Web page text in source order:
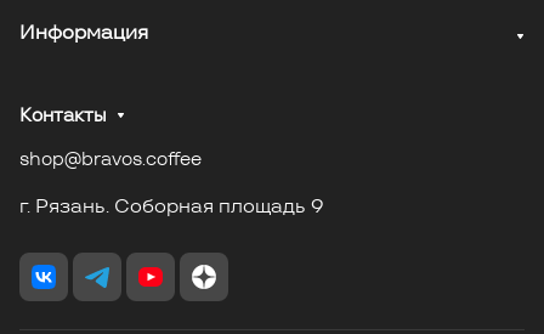
Информация
Контакты
shop@bravos.coffee
г. Рязань. Соборная площадь 9